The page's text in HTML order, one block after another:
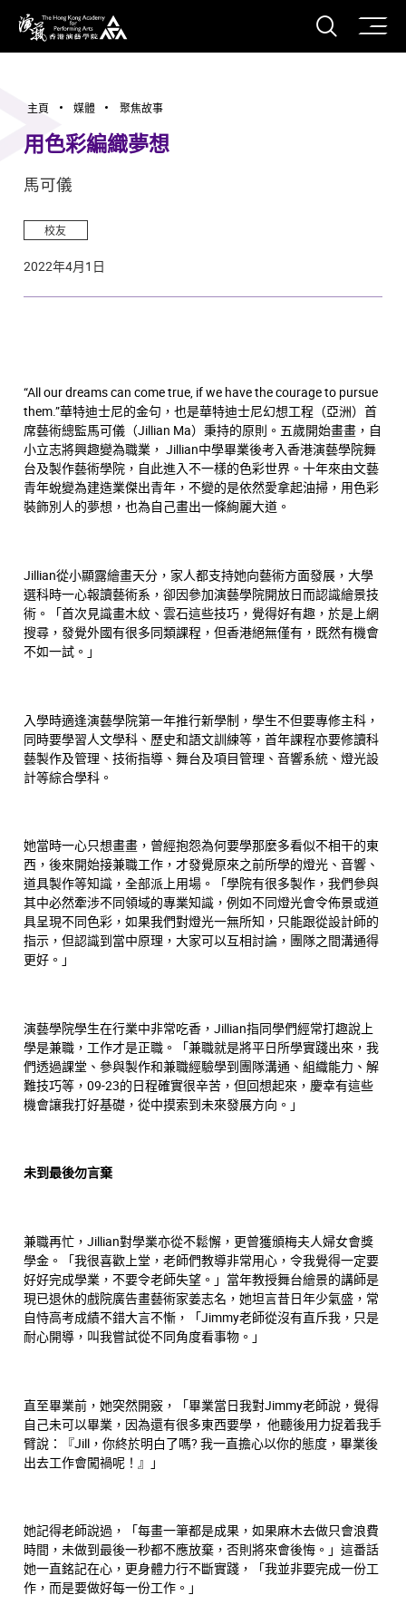
香港演藝學院
打開
主頁 媒體 聚焦故事
用色彩編織夢想
馬可儀
校友
2022年4月1日
“All our dreams can come true, if we have the courage to pursue
them.”華特迪士尼的金句，也是華特迪士尼幻想工程（亞洲）首
席藝術總監馬可儀（Jillian Ma）秉持的原則。五歲開始畫畫，自
小立志將興趣變為職業， Jillian中學畢業後考入香港演藝學院舞
台及製作藝術學院，自此進入不一樣的色彩世界。十年來由文藝
青年蛻變為建造業傑出青年，不變的是依然愛拿起油掃，用色彩
裝飾別人的夢想，也為自己畫出一條絢麗大道。
Jillian從小顯露繪畫天分，家人都支持她向藝術方面發展，大學
選科時一心報讀藝術系，卻因參加演藝學院開放日而認識繪景技
術。「首次見識畫木紋、雲石這些技巧，覺得好有趣，於是上網
搜尋，發覺外國有很多同類課程，但香港絕無僅有，既然有機會
不如一試。」
入學時適逢演藝學院第一年推行新學制，學生不但要專修主科，
同時要學習人文學科、歷史和語文訓練等，首年課程亦要修讀科
藝製作及管理、技術指導、舞台及項目管理、音響系統、燈光設
計等綜合學科。
她當時一心只想畫畫，曾經抱怨為何要學那麼多看似不相干的東
西，後來開始接兼職工作，才發覺原來之前所學的燈光、音響、
道具製作等知識，全部派上用場。「學院有很多製作，我們參與
其中必然牽涉不同領域的專業知識，例如不同燈光會令佈景或道
具呈現不同色彩，如果我們對燈光一無所知，只能跟從設計師的
指示，但認識到當中原理，大家可以互相討論，團隊之間溝通得
更好。」
演藝學院學生在行業中非常吃香，Jillian指同學們經常打趣說上
學是兼職，工作才是正職。「兼職就是將平日所學實踐出來，我
們透過課堂、參與製作和兼職經驗學到團隊溝通、組織能力、解
難技巧等，09-23的日程確實很辛苦，但回想起來，慶幸有這些
機會讓我打好基礎，從中摸索到未來發展方向。」
未到最後勿言棄
兼職再忙，Jillian對學業亦從不鬆懈，更曾獲頒梅夫人婦女會獎
學金。「我很喜歡上堂，老師們教導非常用心，令我覺得一定要
好好完成學業，不要令老師失望。」當年教授舞台繪景的講師是
現已退休的戲院廣告畫藝術家姜志名，她坦言昔日年少氣盛，常
自恃高考成績不錯大言不慚，「Jimmy老師從沒有直斥我，只是
耐心開導，叫我嘗試從不同角度看事物。」
直至畢業前，她突然開竅，「畢業當日我對Jimmy老師說，覺得
自己未可以畢業，因為還有很多東西要學， 他聽後用力捉着我手
臂說：『Jill，你終於明白了嗎? 我一直擔心以你的態度，畢業後
出去工作會闖禍呢！』」
她記得老師說過，「每畫一筆都是成果，如果麻木去做只會浪費
時間，未做到最後一秒都不應放棄，否則將來會後悔。」這番話
她一直銘記在心，更身體力行不斷實踐，「我並非要完成一份工
作，而是要做好每一份工作。」